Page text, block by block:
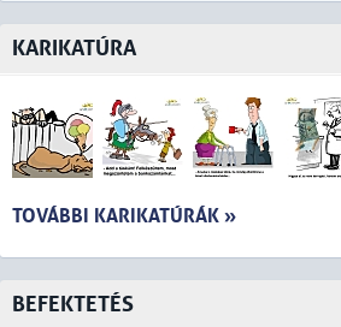
KARIKATÚRA
TOVÁBBI KARIKATÚRÁK »
BEFEKTETÉS